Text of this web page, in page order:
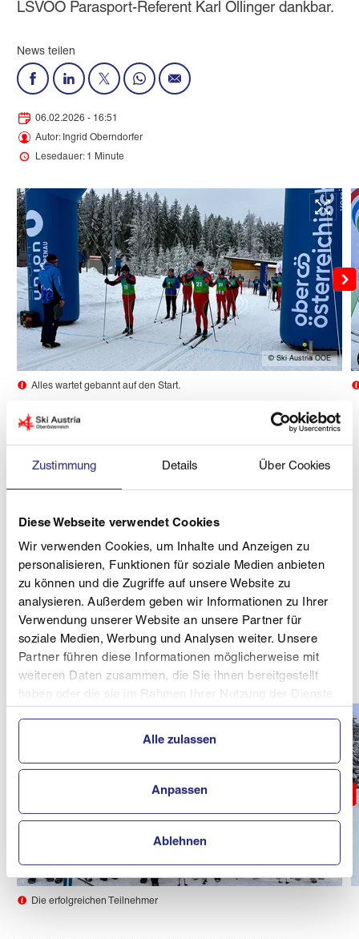
Zustimmung Details Über Cookies
Diese Webseite verwendet Cookies
Wir verwenden Cookies, um Inhalte und Anzeigen zu
personalisieren, Funktionen für soziale Medien anbieten
zu können und die Zugriffe auf unsere Website zu
analysieren. Außerdem geben wir Informationen zu Ihrer
Verwendung unserer Website an unsere Partner für
soziale Medien, Werbung und Analysen weiter. Unsere
Partner führen diese Informationen möglicherweise mit
weiteren Daten zusammen, die Sie ihnen bereitgestellt
Alle zulassen
Anpassen
Ablehnen
LSVOÖ Parasport-Referent Karl Öllinger dankbar.
News teilen
06.02.2026 - 16:51
Autor: Ingrid Oberndorfer
Lesedauer: 1 Minute
© Ski Austria OOE
Alles wartet gebannt auf den Start.
Bei den sehbehinderten Herren holte sich Johannes
Landesmeister-Titel über die 4,8 km Distanz. Josef
kennt die Loipe bestens, ist sie doch - aufgrund seiner
Skisport - nach ihm benannt.
Bei den Damen gewann Erna Berger (OÖBSC) mit
Guide Johannes Grim diesen Bewerb.
Im Rennen der Herren und Damen mit mentaler
Behinderung setzten sich über die 4,8km Distanz
Gregor Knogler und Judith Irresberger (beide BSV
BBRZ Linz) durch.
Die erfolgreichen Teilnehmer